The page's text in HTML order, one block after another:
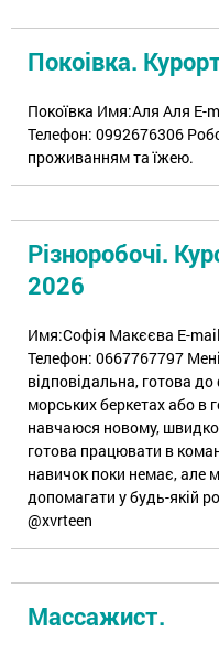
Покоівка.
Покоївка Имя:Аля Аля E-
Телефон: 0992676306
проживанням та їжею.
Різноробочі.
2026
Имя:Софія Макєєва E-
Телефон: 0667767797
відповідальна, готова до
морських беркетах або в
навчаюся новому,
готова працювати в
навичок поки немає, але
допомагати у будь-якій
@xvrteen
Массажист.